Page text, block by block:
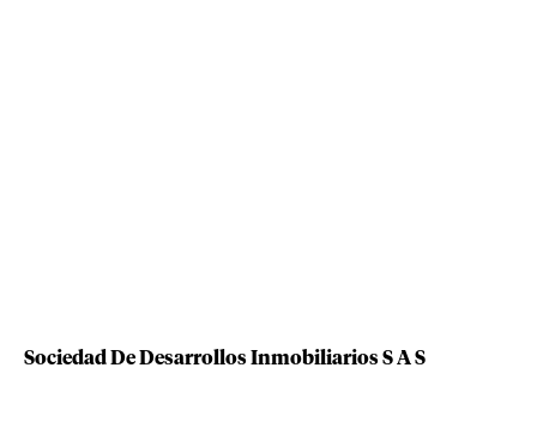
Sociedad De Desarrollos Inmobiliarios S A S